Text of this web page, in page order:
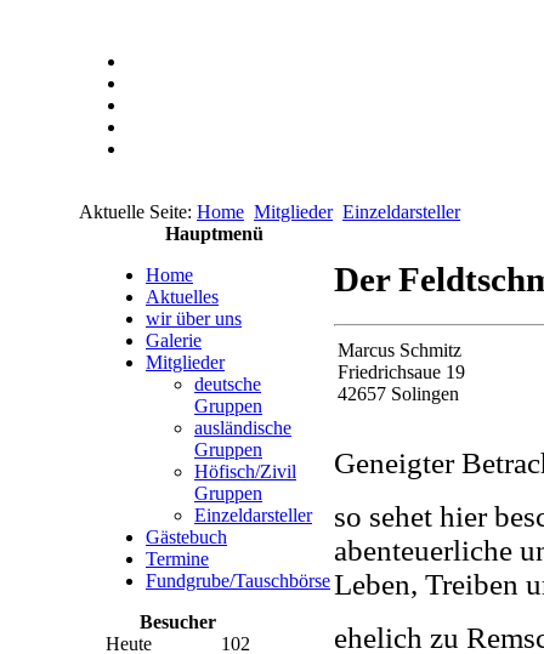
Aktuelle Seite: Home Mitglieder Einzeldarsteller
Hauptmenü
Home
Aktuelles
wir über uns
Galerie
Mitglieder
deutsche
Gruppen
ausländische
Gruppen
Höfisch/Zivil
Gruppen
Einzeldarsteller
Gästebuch
Termine
Fundgrube/Tauschbörse
Besucher
Heute
102
Der
Marcus Schmitz
Friedrichsaue 19
42657 Solingen
Geneigter
so sehet hier
abenteuerliche
Leben, Treiben
ehelich zu